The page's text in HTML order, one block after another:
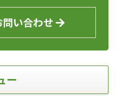
い合わせ
ー